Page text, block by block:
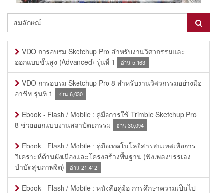
VDO การอบรม Sketchup Pro สำหรับงานวิศวกรรมและ
ออกแบบขั้นสูง (Advanced) รุ่นที่ 1
อ่าน 5,163
VDO การอบรม Sketchup Pro 8 สำหรับงานวิศวกรรมอย่างมือ
อาชีพ รุ่นที่ 1
อ่าน 6,030
Ebook - Flash / Mobile : คู่มือการใช้ Trimble Sketchup Pro
8 ช่วยออกแบบงานสถาปัตยกรรม
อ่าน 30,094
Ebook - Flash / Mobile : คู่มือเทคโนโลยีสารสนเทศเพื่อการ
วิเคราะห์ด้านผังเมืองและโครงสร้างพื้นฐาน (ฟังเพลงบรรเลง
บำบัดสุขภาพจิต)
อ่าน 21,412
Ebook - Flash / Mobile : หนังสือคู่มือ การศึกษาความเป็นไป